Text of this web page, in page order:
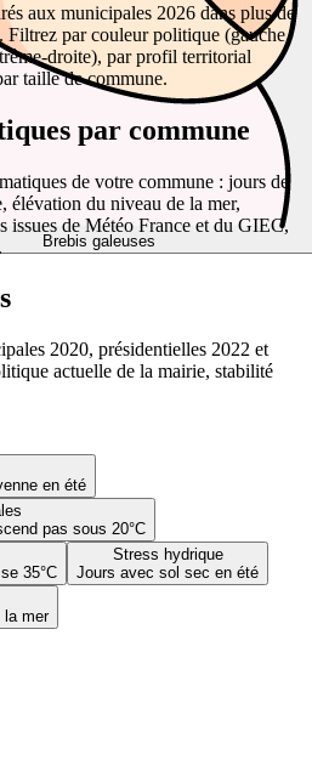
Brebis galeuses
en été
pas sous 20°C
35°C
Stress hydrique
Jours avec sol sec en été
la mer
aux municipales 2026 dans plus de
Filtrez par couleur politique (gauche,
droite), par profil territorial
taille de commune.
par commune
de votre commune : jours de
élévation du niveau de la mer,
issues de Météo France et du GIEC,
2020, présidentielles 2022 et
actuelle de la mairie, stabilité